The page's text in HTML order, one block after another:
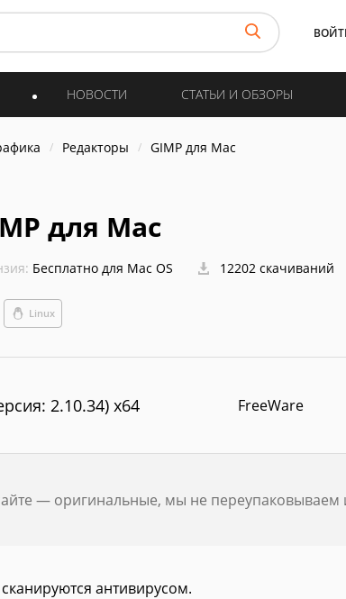
НОВОСТИ СТАТЬИ И ОБЗОРЫ
Редакторы GIMP для Mac
для Mac
Бесплатно для Mac OS 12202 скачиваний
Linux
2.10.34) x64 FreeWare
— оригинальные, мы не
антивирусом.